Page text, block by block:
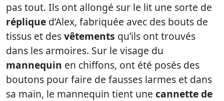
pas tout. Ils ont allongé sur le lit une sorte de
réplique d’Alex, fabriquée avec des bouts de
tissus et desvêtements qu’ils ont trouvés
dans les armoires. Sur le visage du
mannequin en chiffons, ont été posés des
boutons pour faire de fausses larmes et dans
sa main, le mannequin tient une cannette de